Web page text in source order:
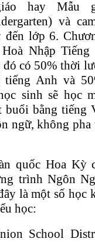
hay Mẫu
và
đến lớp 6.
Nhập
có 50% thời
tiếng Anh và
sinh sẽ học
buổi bằng tiếng
ngữ, không
quốc Hoa Kỳ
trình Ngôn
là một số học
học:
School